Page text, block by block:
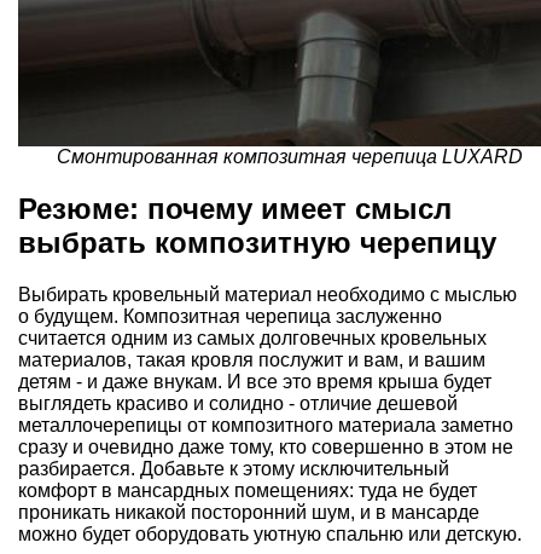
Смонтированная композитная черепица LUXARD
Резюме: почему имеет смысл
выбрать композитную черепицу
Выбирать кровельный материал необходимо с мыслью
о будущем. Композитная черепица заслуженно
считается одним из самых долговечных кровельных
материалов, такая кровля послужит и вам, и вашим
детям - и даже внукам. И все это время крыша будет
выглядеть красиво и солидно - отличие дешевой
металлочерепицы от композитного материала заметно
сразу и очевидно даже тому, кто совершенно в этом не
разбирается. Добавьте к этому исключительный
комфорт в мансардных помещениях: туда не будет
проникать никакой посторонний шум, и в мансарде
можно будет оборудовать уютную спальню или детскую.